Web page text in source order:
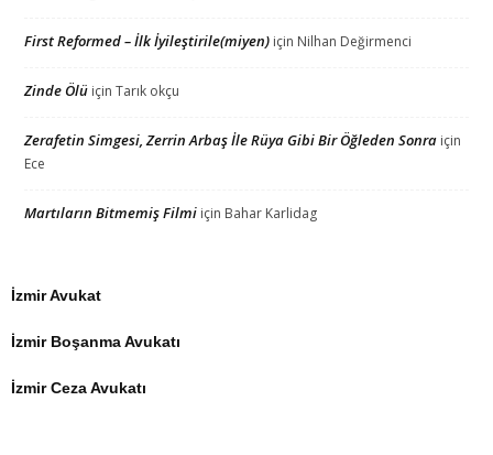
First Reformed – İlk İyileştirile(miyen) için Nilhan Değirmenci
Zinde Ölü için Tarık okçu
Zerafetin Simgesi, Zerrin Arbaş İle Rüya Gibi Bir Öğleden Sonra için
Ece
Martıların Bitmemiş Filmi için Bahar Karlidag
İzmir Avukat
İzmir Boşanma Avukatı
İzmir Ceza Avukatı